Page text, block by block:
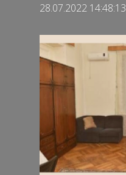
28.07.2022 14:48:13